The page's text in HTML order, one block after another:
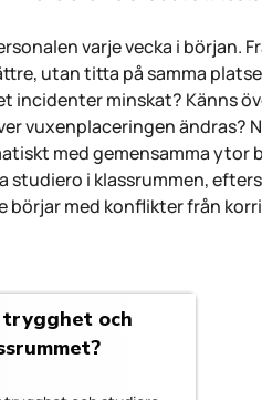
varje vecka i början.
utan titta på samma
incidenter minskat? Känns
vuxenplaceringen ändras?
med gemensamma ytor
studiero i klassrummen,
börjar med konflikter från
trygghet och